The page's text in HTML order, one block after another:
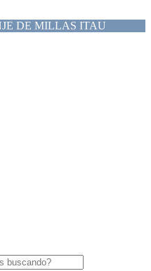
DE MILLAS ITAU